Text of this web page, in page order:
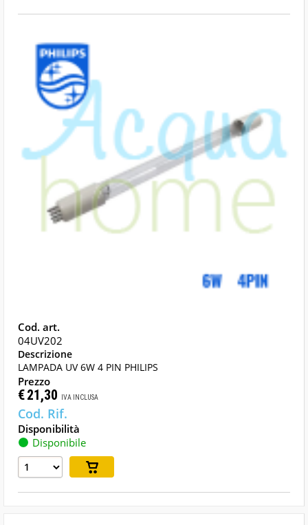
04UV202
LAMPADA UV 6W 4 PIN PHILIPS
€21,30 IVA INCLUSA
Disponibile